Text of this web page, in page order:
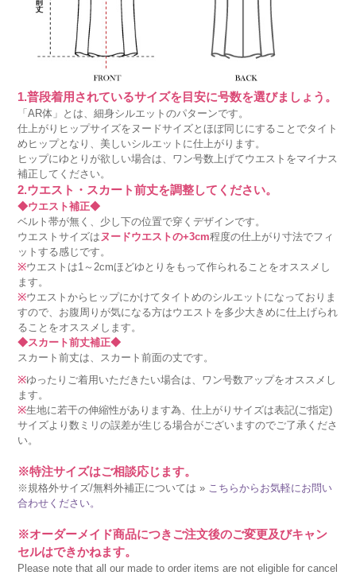
1.普段着用されているサイズを目安に号数を選びましょう。
「AR体」とは、細身シルエットのパターンです。
仕上がりヒップサイズをヌードサイズとほぼ同じにすることでタイト
めヒップとなり、美しいシルエットに仕上がります。
ヒップにゆとりが欲しい場合は、ワン号数上げてウエストをマイナス
補正してください。
2.ウエスト・スカート前丈を調整してください。
◆ウエスト補正◆
ベルト帯が無く、少し下の位置で穿くデザインです。
ウエストサイズは ヌードウエストの+3cm程度の仕上がり寸法でフィ
ットする感じです。
※ウエストは1～2cmほどゆとりをもって作られることをオススメし
ます。
※ウエストからヒップにかけてタイトめのシルエットになっておりま
すので、お腹周りが気になる方はウエストを多少大きめに仕上げられ
ることをオススメします。
◆スカート前丈補正◆
スカート前丈は、スカート前面の丈です。
※ゆったりご着用いただきたい場合は、ワン号数アップをオススメし
ます。
※生地に若干の伸縮性があります為、仕上がりサイズは表記(ご指定)
サイズより数ミリの誤差が生じる場合がございますのでご了承くださ
い。
※特注サイズはご相談応じます。
※規格外サイズ/無料外補正については » こちらからお気軽にお問い
合わせください。
※オーダーメイド商品につきご注文後のご変更及びキャン
セルはできかねます。
Please note that all our made to order items are not eligible for cancel